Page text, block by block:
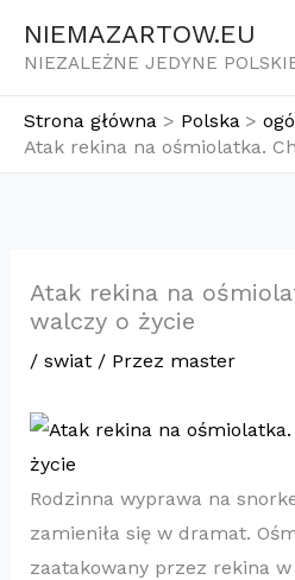
NIEMAZARTOW.EU
NIEZALEŻNE JEDYNE
Strona główna Polska
Atak rekina na ośmiolatka.
Atak rekina na
walczy o życie
/ swiat/ Przez master
Rodzinna wyprawa na
zamieniła się w dramat.
zaatakowany przez rekina w